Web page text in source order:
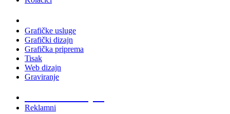
Grafičke usluge
Grafički dizajn
Grafička priprema
Tisak
Web dizajn
Graviranje
Reklamni